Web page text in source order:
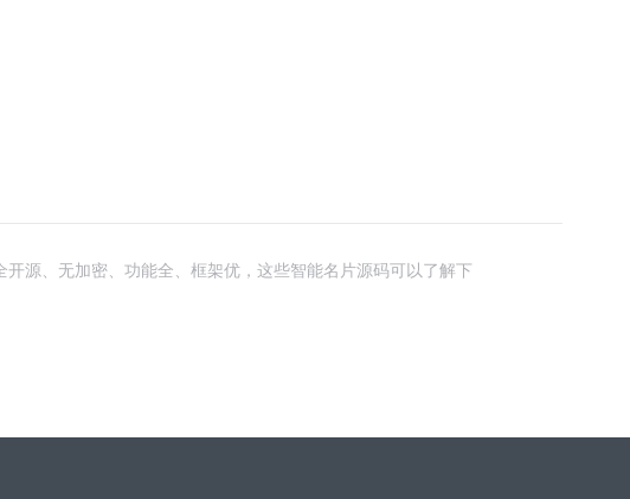
开源、无加密、功能全、框架优，这些智能名片源码可以了解下